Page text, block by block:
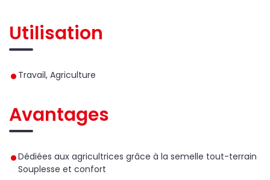
Utilisation
Travail, Agriculture
Avantages
Dédiées aux agricultrices grâce à la semelle tout-terrain
Souplesse et confort